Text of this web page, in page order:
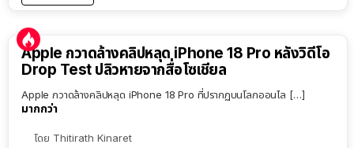
Apple กวาดล้างคลิปหลุด iPhone 18 Pro หลังวิดีโอ
Drop Test ปลิวหายจากสื่อโซเชียล
Apple กวาดล้างคลิปหลุด iPhone 18 Pro ที่ปรากฏบนโลกออนไล […]
มากกว่า
โดย Thitirath Kinaret